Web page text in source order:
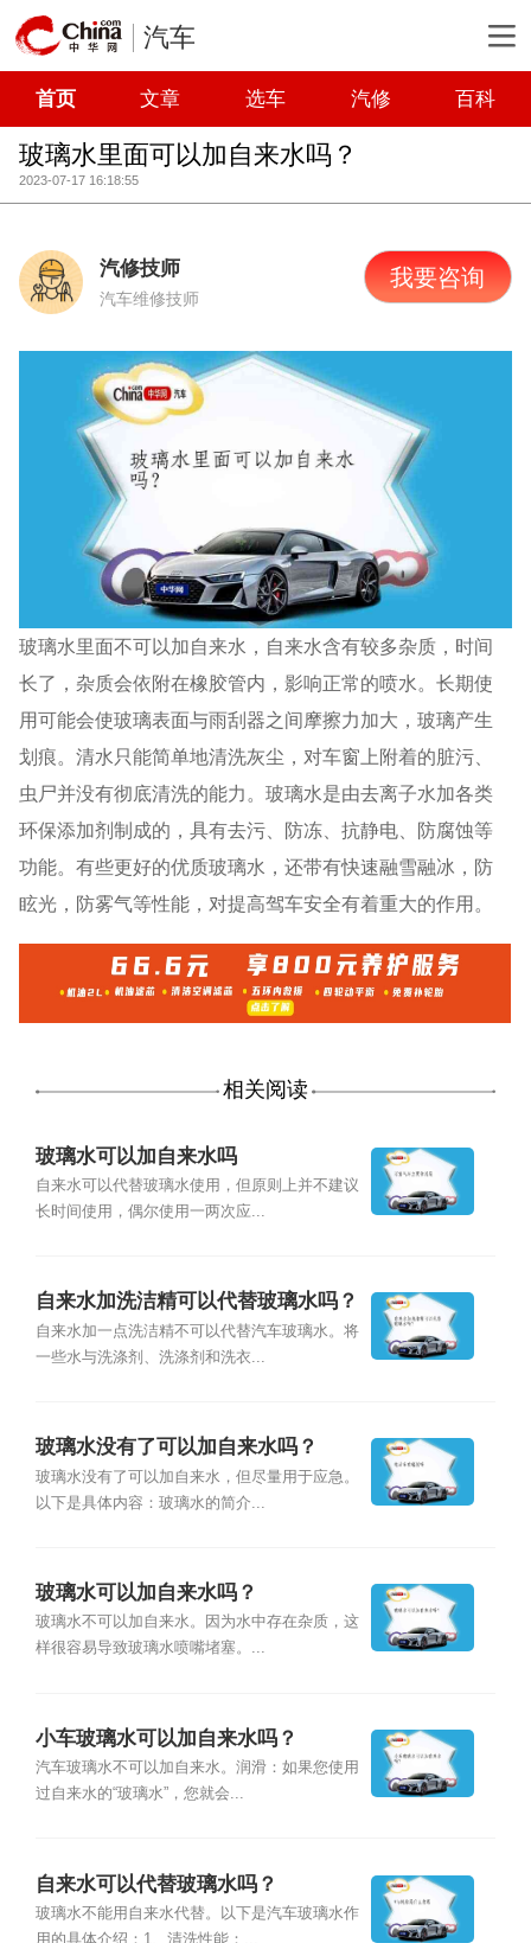
汽车
首页 文章 选车 汽修 百科
玻璃水里面可以加自来水吗？
2023-07-17 16:18:55
汽修技师
汽车维修技师
我要咨询
玻璃水里面不可以加自来水，自来水含有较多杂质，时间
长了，杂质会依附在橡胶管内，影响正常的喷水。长期使
用可能会使玻璃表面与雨刮器之间摩擦力加大，玻璃产生
划痕。清水只能简单地清洗灰尘，对车窗上附着的脏污、
虫尸并没有彻底清洗的能力。玻璃水是由去离子水加各类
环保添加剂制成的，具有去污、防冻、抗静电、防腐蚀等
功能。有些更好的优质玻璃水，还带有快速融雪融冰，防
眩光，防雾气等性能，对提高驾车安全有着重大的作用。
相关阅读
玻璃水可以加自来水吗
自来水可以代替玻璃水使用，但原则上并不建议
长时间使用，偶尔使用一两次应...
自来水加洗洁精可以代替玻璃水吗？
自来水加一点洗洁精不可以代替汽车玻璃水。将
一些水与洗涤剂、洗涤剂和洗衣...
玻璃水没有了可以加自来水吗？
玻璃水没有了可以加自来水，但尽量用于应急。
以下是具体内容：玻璃水的简介...
玻璃水可以加自来水吗？
玻璃水不可以加自来水。因为水中存在杂质，这
样很容易导致玻璃水喷嘴堵塞。...
小车玻璃水可以加自来水吗？
汽车玻璃水不可以加自来水。润滑：如果您使用
过自来水的“玻璃水”，您就会...
自来水可以代替玻璃水吗？
玻璃水不能用自来水代替。以下是汽车玻璃水作
用的具体介绍：1、清洗性能：...